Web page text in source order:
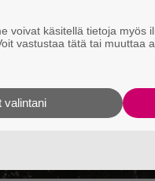
voivat käsitellä tietoja myös
vastustaa tätä tai muuttaa
valintani